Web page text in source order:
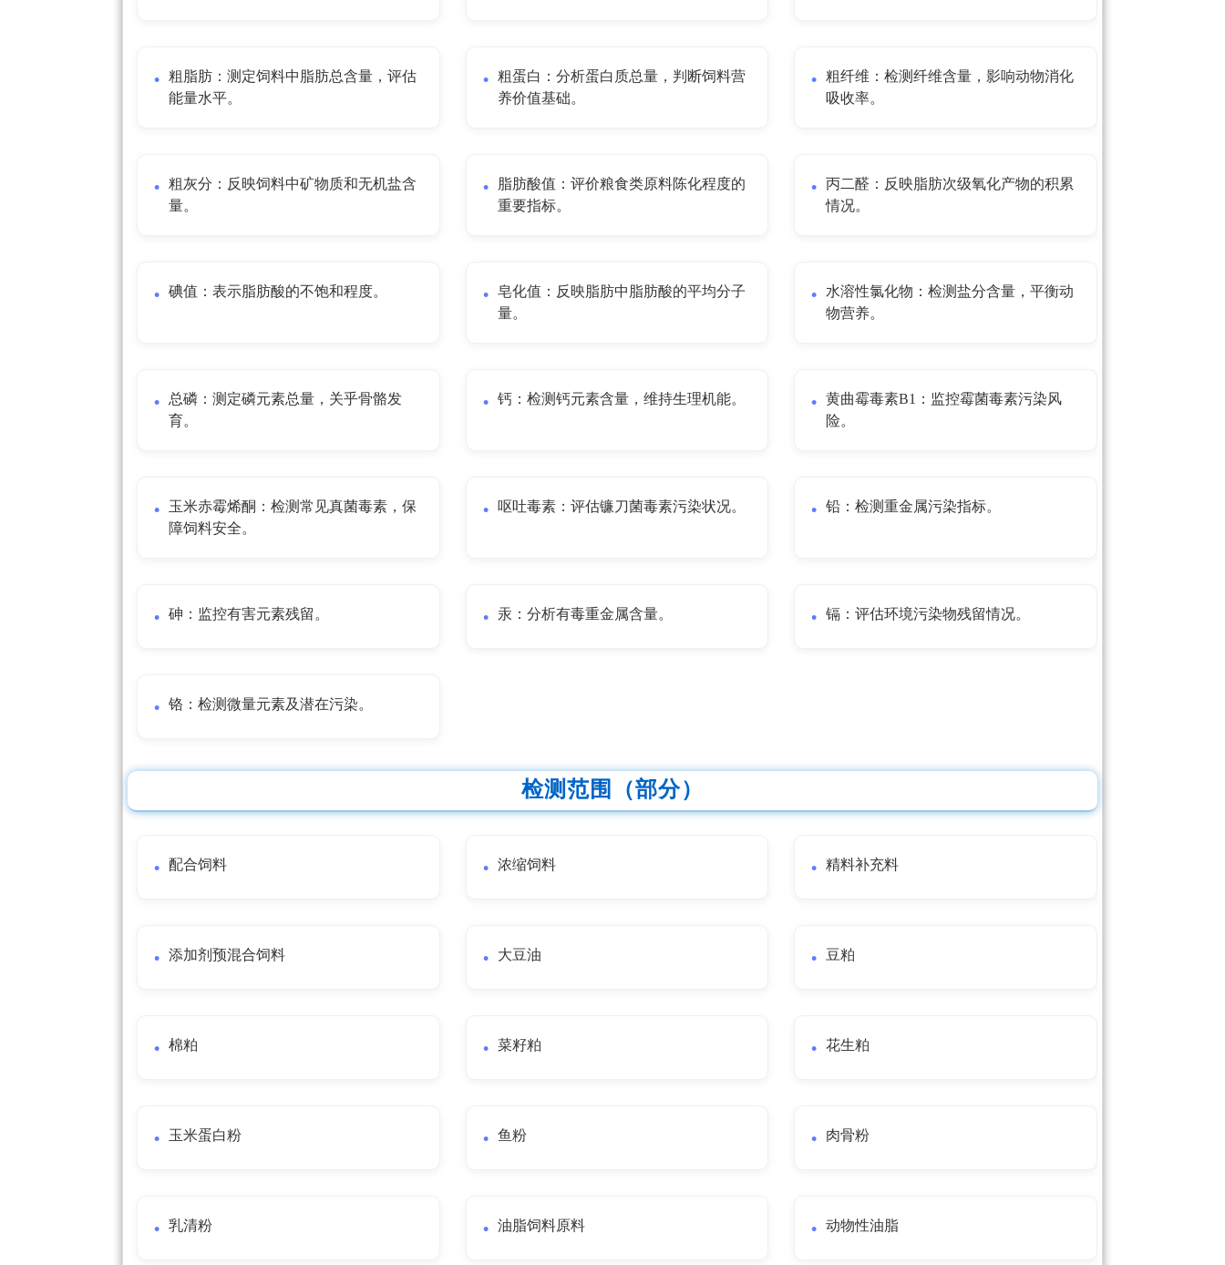
粗脂肪：测定饲料中脂肪总含量，评估
能量水平。
粗蛋白：分析蛋白质总量，判断饲料营
养价值基础。
粗纤维：检测纤维含量，影响动物消化
吸收率。
粗灰分：反映饲料中矿物质和无机盐含
量。
脂肪酸值：评价粮食类原料陈化程度的
重要指标。
丙二醛：反映脂肪次级氧化产物的积累
情况。
碘值：表示脂肪酸的不饱和程度。
皂化值：反映脂肪中脂肪酸的平均分子
量。
水溶性氯化物：检测盐分含量，平衡动
物营养。
总磷：测定磷元素总量，关乎骨骼发
育。
钙：检测钙元素含量，维持生理机能。
黄曲霉毒素B1：监控霉菌毒素污染风
险。
玉米赤霉烯酮：检测常见真菌毒素，保
障饲料安全。
呕吐毒素：评估镰刀菌毒素污染状况。 铅：检测重金属污染指标。
砷：监控有害元素残留。 汞：分析有毒重金属含量。 镉：评估环境污染物残留情况。
铬：检测微量元素及潜在污染。
检测范围（部分）
配合饲料 浓缩饲料 精料补充料
添加剂预混合饲料 大豆油 豆粕
棉粕 菜籽粕 花生粕
玉米蛋白粉 鱼粉 肉骨粉
乳清粉 油脂饲料原料 动物性油脂